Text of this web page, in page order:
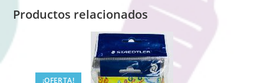
Productos relacionados
¡OFERTA!